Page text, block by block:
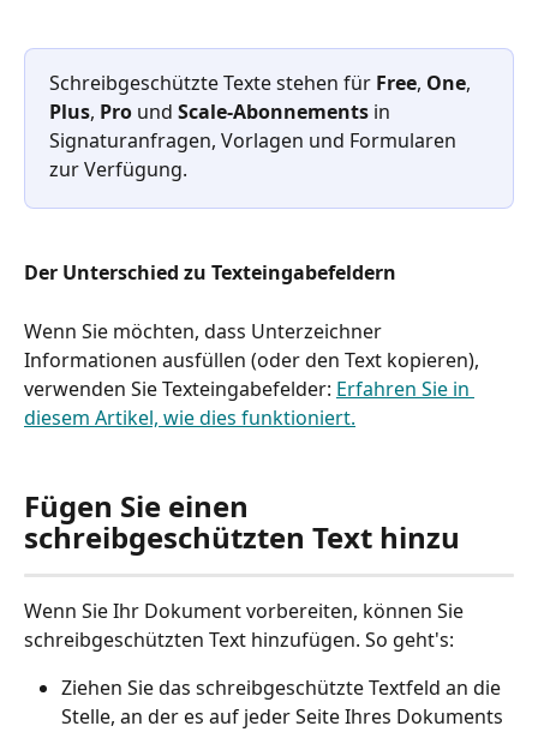
Schreibgeschützte Texte stehen für Free, One,
Plus, Pro und Scale-Abonnements in
Signaturanfragen, Vorlagen und Formularen
zur Verfügung.
Der Unterschied zu Texteingabefeldern
Wenn Sie möchten, dass Unterzeichner
Informationen ausfüllen (oder den Text kopieren),
verwenden Sie Texteingabefelder: Erfahren Sie in
diesem Artikel, wie dies funktioniert.
Fügen Sie einen
schreibgeschützten Text hinzu
Wenn Sie Ihr Dokument vorbereiten, können Sie
schreibgeschützten Text hinzufügen. So geht's:
Ziehen Sie das schreibgeschützte Textfeld an die
Stelle, an der es auf jeder Seite Ihres Dokuments